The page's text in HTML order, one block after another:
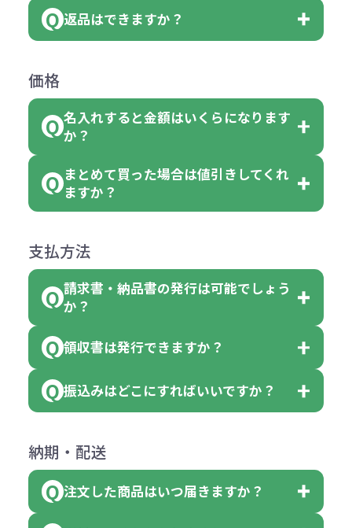
は、100個以上でしたら、何個でも
可能です。
但し、ロゴなど名入れ印刷をされる
費用）
れ等分で100個ずつ入って参ります。
（割り切れない場合は数個単位で前
色指定できる商品に付きましては商
品詳細の購入の所で色が選べるよう
になっております。
す。
い。
例えば…
クエアトート」を300個注文した場
クエアトート」は10個単位でしたら
色を指定出来るので、ピンクを100
個、ブルーを90個、イエローを110
【色指定の仕方】
に必要な個数を入力ください。
※10個単位など購入できる単位が決
お客様都合でのキャンセルは、制作
がございます。
ご注文の際は、十分にご確認・ご検
返品はできますか？
めご了承ください。
ただし下記の場合は承っております
●初期不良または不良品（破損、故
障）の場合
合
●名入れ、オリジナルの内容が異な
っていた場合
または返金にて対応させていただき
ます。
その際不良品については送料着払い
ください。
（商品の状態により、対応が変わる
価格
名入れすると金額はいくらになります
か？
名入れありの場合の代金の計算方法
は下記の通りです。
計算例：
＜1色印刷の場合＞
（提供価格（商品代）+名入れ費用
（印刷代））×枚数+製版代
（提供価格（商品代）+名入れ費用
×色数
※例えば2色印刷の場合には、名入
れ費用が2倍、製版代が2倍必要で
まとめて買った場合は値引きしてくれ
ますか？
商品によりますが、お見積もりさせ
ていただきます。
見積もりサポートから個別でお問い
支払方法
請求書・納品書の発行は可能でしょう
か？
会員様はマイページより各種帳票の
ダウンロードが可能です。
詳しくはこちらはご確認ください。
領収書のダウンロード
領収書は発行できますか？
会員様はマイページより各種帳票の
詳しくはこちらはご確認ください。
領収書のダウンロード
振込みはどこにすればいいですか？
下記口座にお願いします。
■三菱UFJ銀行
小田井支店（おたいしてん）
納期・配送
注文した商品はいつ届きますか？